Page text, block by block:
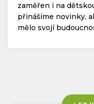
zaměřen i na
přinášíme novinky,
mělo svojí